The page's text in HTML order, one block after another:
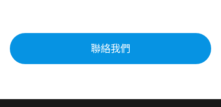
聯絡我們